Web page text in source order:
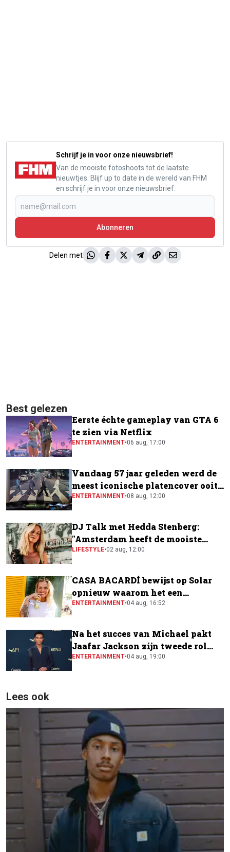
Schrijf je in voor onze nieuwsbrief!
Van de mooiste fotoshoots tot de laatste
nieuwtjes. Blijf up to date in de wereld van FHM
en schrijf je in voor onze nieuwsbrief.
Abonneren
Delen met
Best gelezen
Eerste échte gameplay van GTA 6
te zien via Netflix
ENTERTAINMENT•06 aug, 17:00
Vandaag 57 jaar geleden werd de
meest iconische platencover ooit
gemaakt
ENTERTAINMENT•08 aug, 12:00
DJ Talk met Hedda Stenberg:
"Amsterdam heeft de mooiste
festivalscene van Europa"
LIFESTYLE•02 aug, 12:00
CASA BACARDÍ bewijst op Solar
opnieuw waarom het een
festivalfavoriet is
ENTERTAINMENT•04 aug, 16:52
Na het succes van Michael pakt
Jaafar Jackson zijn tweede rol
naast Will Smith
ENTERTAINMENT•04 aug, 19:00
Lees ook